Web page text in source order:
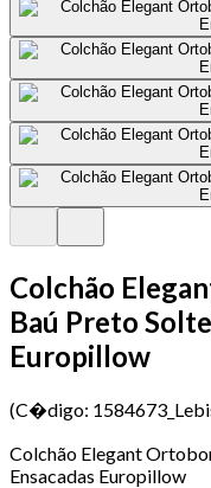
Colchão
Baú Preto
Europillow
(C�digo:
Colchão Elegant
Ensacadas Europillow